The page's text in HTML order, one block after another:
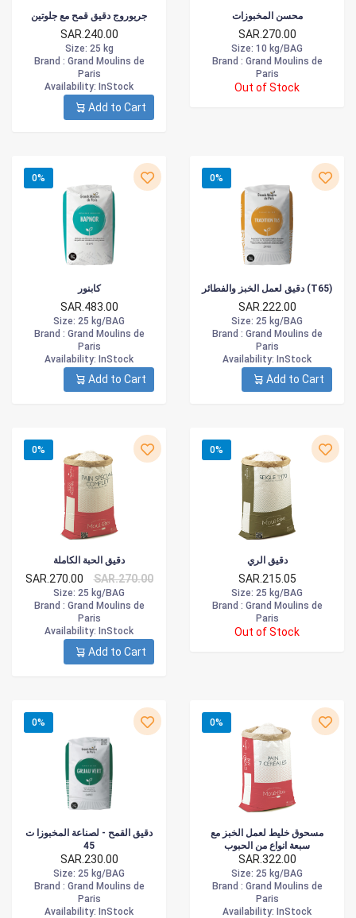
جريوروج دقيق قمح مع جلوتين
SAR.240.00
Size: 25 kg
Brand : Grand Moulins de
Paris
Availability: InStock
Add to Cart
محسن المخبوزات
SAR.270.00
Size: 10 kg/BAG
Brand : Grand Moulins de
Paris
Out of Stock
0%
كابنور
SAR.483.00
Size: 25 kg/BAG
Brand : Grand Moulins de
Paris
Availability: InStock
Add to Cart
0%
دقيق لعمل الخبز والفطائر (T65)
SAR.222.00
Size: 25 kg/BAG
Brand : Grand Moulins de
Paris
Availability: InStock
Add to Cart
0%
دقيق الحبة الكاملة
SAR.270.00 SAR.270.00
Size: 25 kg/BAG
Brand : Grand Moulins de
Paris
Availability: InStock
Add to Cart
0%
دقيق الري
SAR.215.05
Size: 25 kg/BAG
Brand : Grand Moulins de
Paris
Out of Stock
0%
دقيق القمح - لصناعة المخبوزا ت
45
SAR.230.00
Size: 25 kg/BAG
Brand : Grand Moulins de
Paris
Availability: InStock
0%
مسحوق خليط لعمل الخبز مع
سبعة انواع من الحبوب
SAR.322.00
Size: 25 kg/BAG
Brand : Grand Moulins de
Paris
Availability: InStock